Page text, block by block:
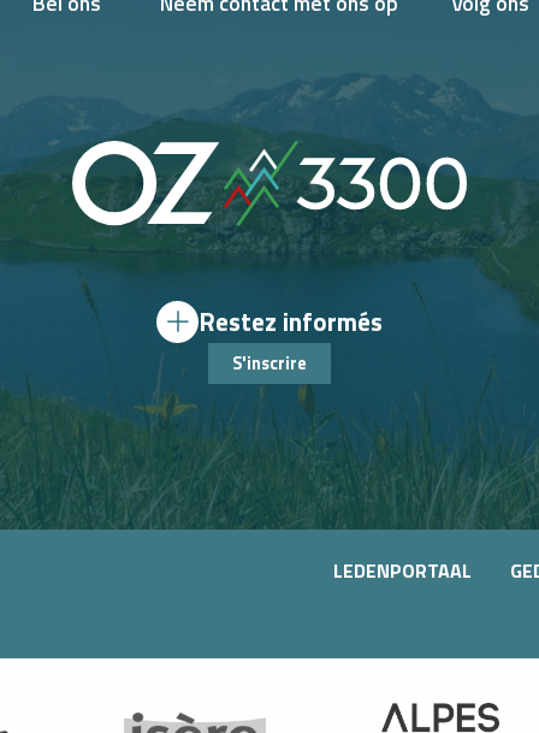
Restez informés
S'inscrire
LEDENPORTAAL